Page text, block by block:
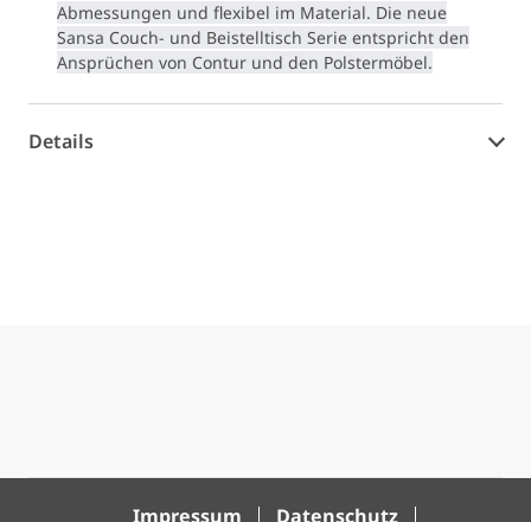
Abmessungen und flexibel im Material. Die neue
Sansa Couch- und Beistelltisch Serie entspricht den
Ansprüchen von Contur und den Polstermöbel.
Details
Impressum Datenschutz